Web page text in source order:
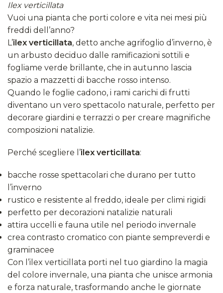
Ilex verticillata
Vuoi una pianta che porti colore e vita nei mesi più
freddi dell’anno?
L’ilex verticillata, detto anche agrifoglio d’inverno, è
un arbusto deciduo dalle ramificazioni sottili e
fogliame verde brillante, che in autunno lascia
spazio a mazzetti di bacche rosso intenso.
Quando le foglie cadono, i rami carichi di frutti
diventano un vero spettacolo naturale, perfetto per
decorare giardini e terrazzi o per creare magnifiche
composizioni natalizie.
Perché scegliere l’ilex verticillata:
bacche rosse spettacolari che durano per tutto
l’inverno
rustico e resistente al freddo, ideale per climi rigidi
perfetto per decorazioni natalizie naturali
attira uccelli e fauna utile nel periodo invernale
crea contrasto cromatico con piante sempreverdi e
graminacee
Con l’ilex verticillata porti nel tuo giardino la magia
del colore invernale, una pianta che unisce armonia
e forza naturale, trasformando anche le giornate